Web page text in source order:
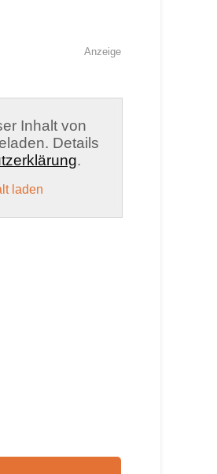
Anzeige
Inhalt von
Details
.
laden